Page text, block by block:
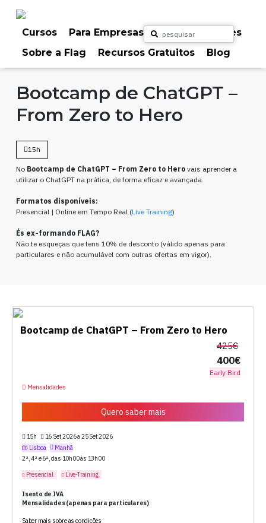
Cursos Para Empresas
Para Particulares
Sobre a Flag
Recursos Gratuitos Blog
Home Cursos
Inteligência Artificial
Bootcamp de ChatGPT –
From Zero to Hero
15h
No Bootcamp de ChatGPT – From Zero to Hero vais aprender a
utilizar o ChatGPT na prática, de forma eficaz e avançada.
Formatos disponíveis:
Presencial | Online em Tempo Real (Live Training)
És ex-formando FLAG?
Não te esqueças que tens 10% de desconto (válido apenas para
particulares e não acumulável com outras ofertas em vigor).
Bootcamp de ChatGPT – From Zero to Hero
425€
400€
Early Bird
Mensalidades
Quero saber mais
15h
16 Set 2026 a 25 Set 2026
Lisboa
Manhã
2ª, 4ª e 6ª, das 10h00 às 13h00
Presencial Live-Training
Isento de IVA
Mensalidades (apenas para particulares)
Saber mais sobre as condições